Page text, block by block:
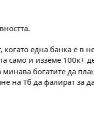
една банка е в
само и изземе 100к+
богатите да
на Тб да фалират за